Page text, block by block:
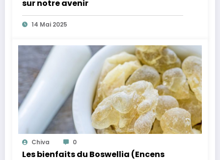
sur notre avenir
14 Mai 2025
Chiva 0
Les bienfaits du Boswellia (Encens